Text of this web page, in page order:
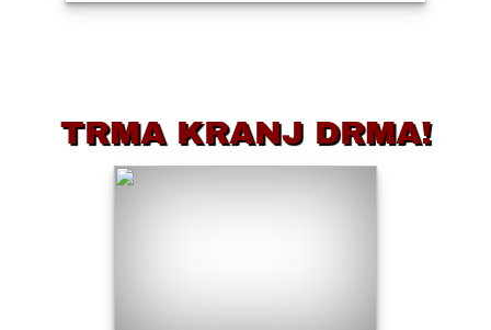
TRMA KRANJ DRMA!